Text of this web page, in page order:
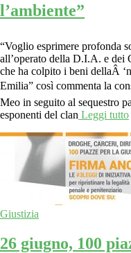
l’ambiente”
“Voglio esprimere profonda
all’operato della D.I.A. e dei
che ha colpito i beni dellaÂ
Emilia” così commenta la
Meo in seguito al sequestro
esponenti del clan Leggi tutto
Giustizia
26 giugno, 100